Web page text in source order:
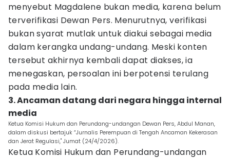
menyebut Magdalene bukan media, karena belum
terverifikasi Dewan Pers. Menurutnya, verifikasi
bukan syarat mutlak untuk diakui sebagai media
dalam kerangka undang-undang. Meski konten
tersebut akhirnya kembali dapat diakses, ia
menegaskan, persoalan ini berpotensi terulang
pada media lain.
3. Ancaman datang dari negara hingga internal
media
Ketua Komisi Hukum dan Perundang-undangan Dewan Pers, Abdul Manan,
dalam diskusi bertajuk “Jurnalis Perempuan di Tengah Ancaman Kekerasan
dan Jerat Regulasi," Jumat (24/4/2026).
Ketua Komisi Hukum dan Perundang-undangan